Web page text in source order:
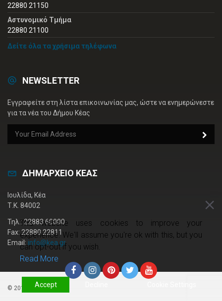
22880 21150
Αστυνομικό Τμήμα
22880 21100
Δείτε όλα τα χρήσιμα τηλέφωνα
NEWSLETTER
Εγγραφείτε στη λίστα επικοινωνίας μας, ώστε να ενημερώνεστε
για τα νέα του Δήμου Κέας
ΔΗΜΑΡΧΕΙΟ ΚΕΑΣ
Ιουλίδα, Κέα
Τ.Κ. 84002
Τηλ.: 22883 60000
Fax: 22880 22811
Email: info@kea.gr
© 2019 kea.gr
This website uses cookies to improve your
experience. We'll assume you're ok with this, but you
can opt-out if you wish.
Read More
Accept